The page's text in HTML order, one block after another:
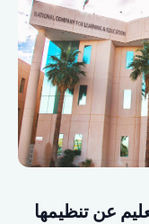
عن تنظيمها